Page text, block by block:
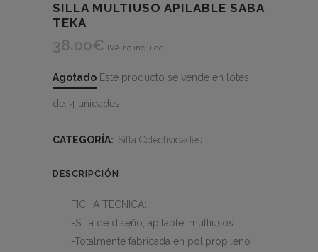
SILLA MULTIUSO APILABLE SABA
TEKA
38.00€ IVA no incluido
Agotado Este producto se vende en lotes
de: 4 unidades
CATEGORÍA: Silla Colectividades
DESCRIPCIÓN
FICHA TECNICA:
-Silla de diseño, apilable, multiusos.
-Totalmente fabricada en polipropileno